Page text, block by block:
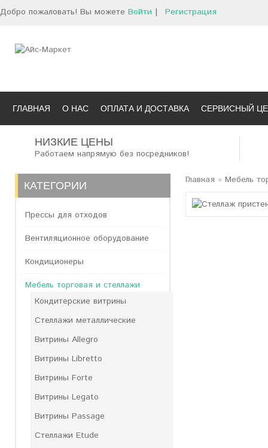
Добро пожаловать! Вы можете Войти | Регистрация
ГЛАВНАЯ О НАС ОПЛАТА И ДОСТАВКА СЕРВИСНЫЙ
НИЗКИЕ ЦЕНЫ
Работаем напрямую без посредников!
КАТЕГОРИИ
Прессы для отходов
Вентиляционное оборудование
Кондиционеры
Мебель торговая и стеллажи
Кондитерские витрины
Стеллажи металлические
Витрины Allegro
Витрины Libretto
Витрины Forte
Витрины Legato
Витрины Passage
Стеллажи Etude
Главная » Мебель